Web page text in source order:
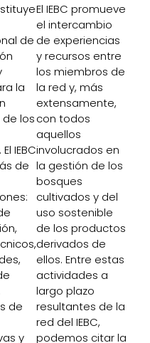
de
la
los
IEBC
de
de
y
El IEBC promueve
el intercambio
de experiencias
y recursos entre
los miembros de
la red y, más
extensamente,
con todos
aquellos
involucrados en
la gestión de los
bosques
cultivados y del
uso sostenible
de los productos
derivados de
ellos. Entre estas
actividades a
largo plazo
resultantes de la
red del IEBC,
podemos citar la